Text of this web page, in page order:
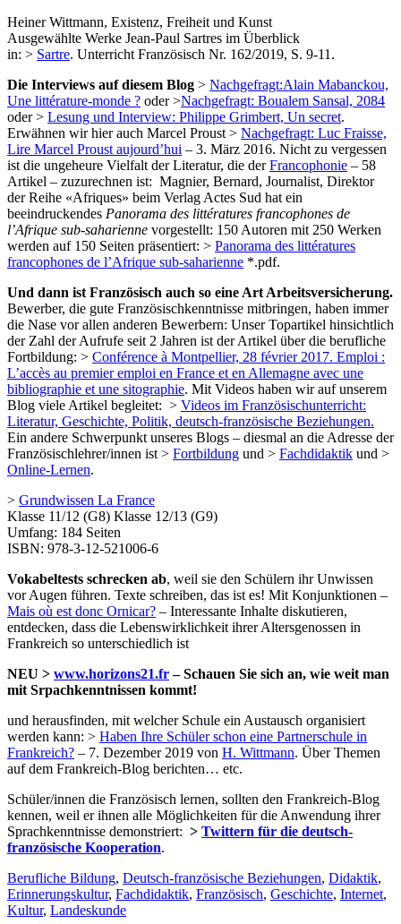
Heiner Wittmann, Existenz, Freiheit und Kunst
Ausgewählte Werke Jean-Paul Sartres im Überblick
in: > Sartre. Unterricht Französisch Nr. 162/2019, S. 9-11.
Die Interviews auf diesem Blog > Nachgefragt:Alain Mabanckou,
Une littérature-monde ? oder >Nachgefragt: Boualem Sansal, 2084
oder > Lesung und Interview: Philippe Grimbert, Un secret.
Erwähnen wir hier auch Marcel Proust > Nachgefragt: Luc Fraisse,
Lire Marcel Proust aujourd’hui – 3. März 2016. Nicht zu vergessen
ist die ungeheure Vielfalt der Literatur, die derFrancophonie – 58
Artikel – zuzurechnen ist: Magnier, Bernard, Journalist, Direktor
der Reihe «Afriques» beim Verlag Actes Sud hat ein
beeindruckendes Panorama des littératures francophones de
l’Afrique sub-saharienne vorgestellt: 150 Autoren mit 250 Werken
werden auf 150 Seiten präsentiert: > Panorama des littératures
francophones de l’Afrique sub-saharienne *.pdf.
Und dann ist Französisch auch so eine Art Arbeitsversicherung.
Bewerber, die gute Französischkenntnisse mitbringen, haben immer
die Nase vor allen anderen Bewerbern: Unser Topartikel hinsichtlich
der Zahl der Aufrufe seit 2 Jahren ist der Artikel über die berufliche
Fortbildung: > Conférence à Montpellier, 28 février 2017. Emploi :
L’accès au premier emploi en France et en Allemagne avec une
bibliographie et une sitographie. Mit Videos haben wir auf unserem
Blog viele Artikel begleitet: > Videos im Französischunterricht:
Literatur, Geschichte, Politik, deutsch-französische Beziehungen.
Ein andere Schwerpunkt unseres Blogs – diesmal an die Adresse der
Französischlehrer/innen ist > Fortbildung und > Fachdidaktik und >
Online-Lernen.
> Grundwissen La France
Klasse 11/12 (G8) Klasse 12/13 (G9)
Umfang: 184 Seiten
ISBN: 978-3-12-521006-6
Vokabeltests schrecken ab, weil sie den Schülern ihr Unwissen
vor Augen führen. Texte schreiben, das ist es! Mit Konjunktionen –
Mais où est donc Ornicar? – Interessante Inhalte diskutieren,
entdecken, dass die Lebenswirklichkeit ihrer Altersgenossen in
Frankreich so unterschiedlich ist
NEU > www.horizons21.fr– Schauen Sie sich an, wie weit man
mit Srpachkenntnissen kommt!
und herausfinden, mit welcher Schule ein Austausch organisiert
werden kann: > Haben Ihre Schüler schon eine Partnerschule in
Frankreich? – 7. Dezember 2019 von H. Wittmann. Über Themen
auf dem Frankreich-Blog berichten… etc.
Schüler/innen die Französisch lernen, sollten den Frankreich-Blog
kennen, weil er ihnen alle Möglichkeiten für die Anwendung ihrer
Sprachkenntnisse demonstriert: > Twittern für die deutsch-
französische Kooperation.
Berufliche Bildung, Deutsch-französische Beziehungen, Didaktik,
Erinnerungskultur, Fachdidaktik, Französisch, Geschichte, Internet,
Kultur, Landeskunde